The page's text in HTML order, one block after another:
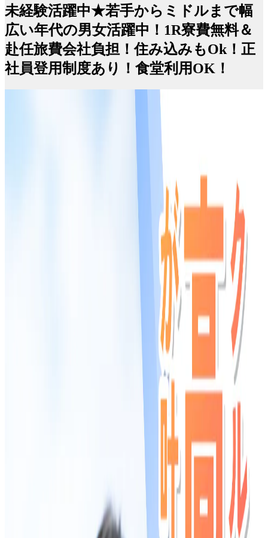
未経験活躍中★若手からミドルまで幅
広い年代の男女活躍中！1R寮費無料＆
赴任旅費会社負担！住み込みもOk！正
社員登用制度あり！食堂利用OK！